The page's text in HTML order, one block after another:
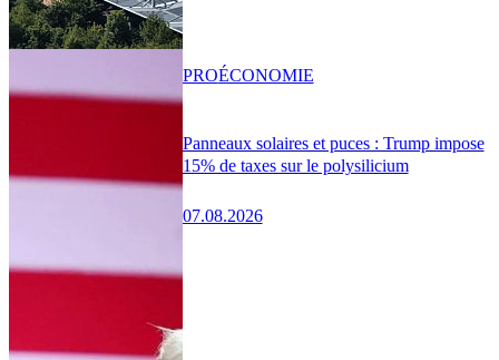
Panneaux solaires et puces : Trump impose
15% de taxes sur le polysilicium
07.08.2026
PROÉCONOMIE